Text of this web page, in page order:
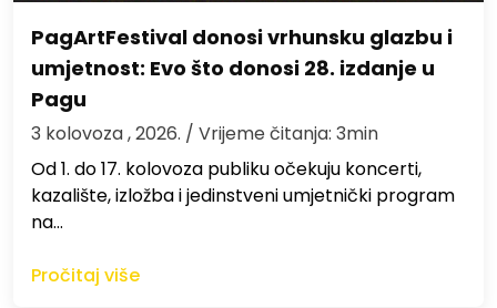
PagArtFestival donosi vrhunsku glazbu i
umjetnost: Evo što donosi 28. izdanje u
Pagu
3 kolovoza , 2026. / Vrijeme čitanja: 3min
Od 1. do 17. kolovoza publiku očekuju koncerti,
kazalište, izložba i jedinstveni umjetnički program
na…
Pročitaj više